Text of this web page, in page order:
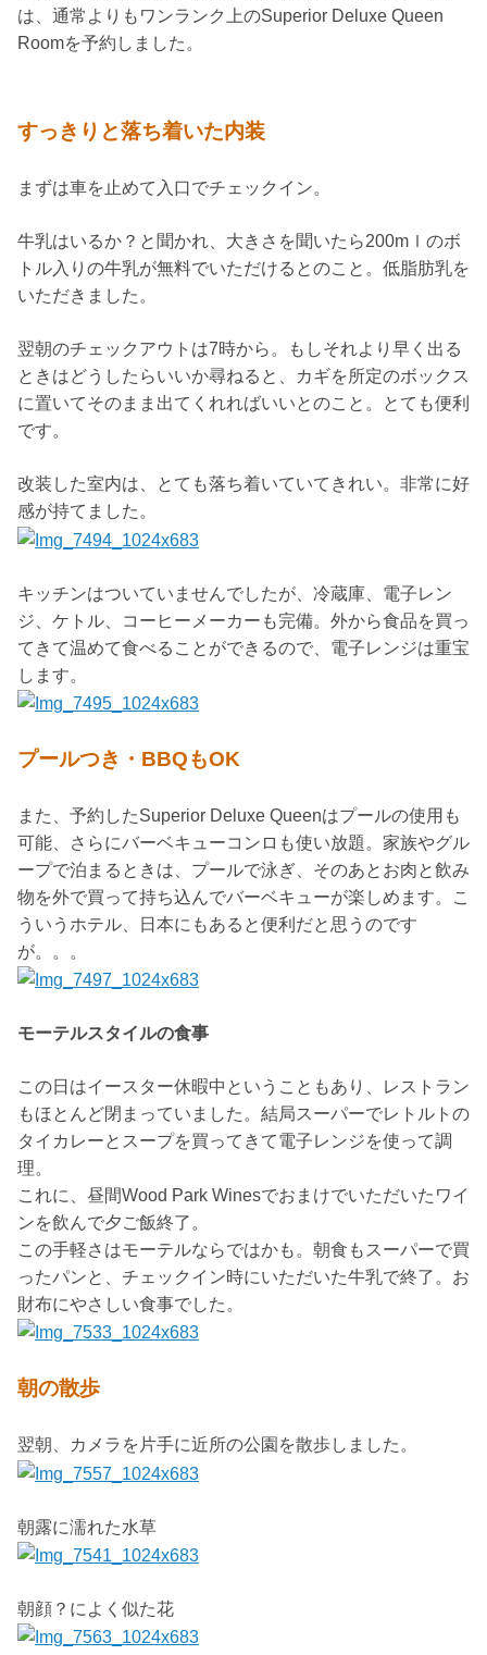
は、通常よりもワンランク上のSuperior Deluxe Queen
Roomを予約しました。
すっきりと落ち着いた内装
まずは車を止めて入口でチェックイン。
牛乳はいるか？と聞かれ、大きさを聞いたら200mｌのボ
トル入りの牛乳が無料でいただけるとのこと。低脂肪乳を
いただきました。
翌朝のチェックアウトは7時から。もしそれより早く出る
ときはどうしたらいいか尋ねると、カギを所定のボックス
に置いてそのまま出てくれればいいとのこと。とても便利
です。
改装した室内は、とても落ち着いていてきれい。非常に好
感が持てました。
キッチンはついていませんでしたが、冷蔵庫、電子レン
ジ、ケトル、コーヒーメーカーも完備。外から食品を買っ
てきて温めて食べることができるので、電子レンジは重宝
します。
プールつき・BBQもOK
また、予約したSuperior Deluxe Queenはプールの使用も
可能、さらにバーベキューコンロも使い放題。家族やグル
ープで泊まるときは、プールで泳ぎ、そのあとお肉と飲み
物を外で買って持ち込んでバーベキューが楽しめます。こ
ういうホテル、日本にもあると便利だと思うのです
が。。。
モーテルスタイルの食事
この日はイースター休暇中ということもあり、レストラン
もほとんど閉まっていました。結局スーパーでレトルトの
タイカレーとスープを買ってきて電子レンジを使って調
理。
これに、昼間Wood Park Winesでおまけでいただいたワイ
ンを飲んで夕ご飯終了。
この手軽さはモーテルならではかも。朝食もスーパーで買
ったパンと、チェックイン時にいただいた牛乳で終了。お
財布にやさしい食事でした。
朝の散歩
翌朝、カメラを片手に近所の公園を散歩しました。
朝露に濡れた水草
朝顔？によく似た花